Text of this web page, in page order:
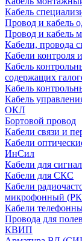
Кабель
Провод и кабель
Провод и кабель
Кабели, провода
Кабели контроля
Кабель
содержащих
Кабель
Кабель
ОКЛ
Бортовой провод
Кабели связи и
Кабели
ИнСил
Кабели для
Кабели для СКС
Кабели
микрофонный
Кабели
Провода для
КВИП